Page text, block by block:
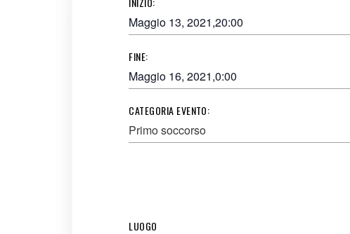
Maggio 13, 2021,20:00
FINE:
Maggio 16, 2021,0:00
CATEGORIA EVENTO:
Primo soccorso
LUOGO